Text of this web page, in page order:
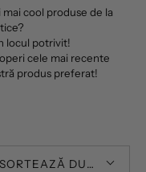
cool produse de la
locul potrivit!
cele mai recente
produs preferat!
SORTEAZĂ DUPĂ